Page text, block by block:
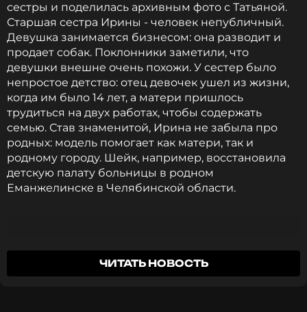
сестры и поделилась архивным фото с Татьяной.
Старшая сестра Ирины - человек непубличный.
Девушка занимается бизнесом: она разводит и
продает собак. Поклонники заметили, что
девушки внешне очень похожи. У сестер было
непростое детство: отец девочек ушел из жизни,
когда им было 14 лет, а матери пришлось
трудиться на двух работах, чтобы содержать
семью. Став знаменитой, Ирина не забыла про
родных: модель помогает как матери, так и
родному городу. Шейк, например, восстановила
детскую палату больницы в родном
Еманжелинске в Челябинской области.
пляже. Девушка в личном блоге призналась, что
счастлива, хоть и не считает себя идеалом
ЧИТАТЬ НОВОСТЬ